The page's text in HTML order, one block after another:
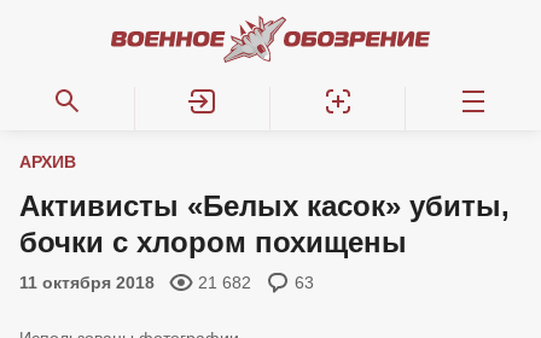
АРХИВ
Активисты «Белых касок» убиты,
бочки с хлором похищены
11 октября 2018 21 682 63